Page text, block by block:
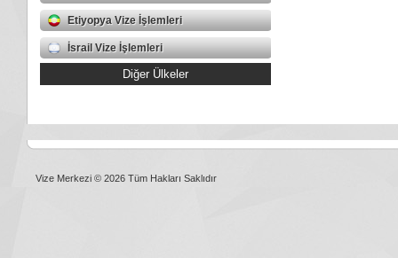
Etiyopya Vize İşlemleri
İsrail Vize İşlemleri
Diğer Ülkeler
Vize Merkezi © 2026 Tüm Hakları Saklıdır